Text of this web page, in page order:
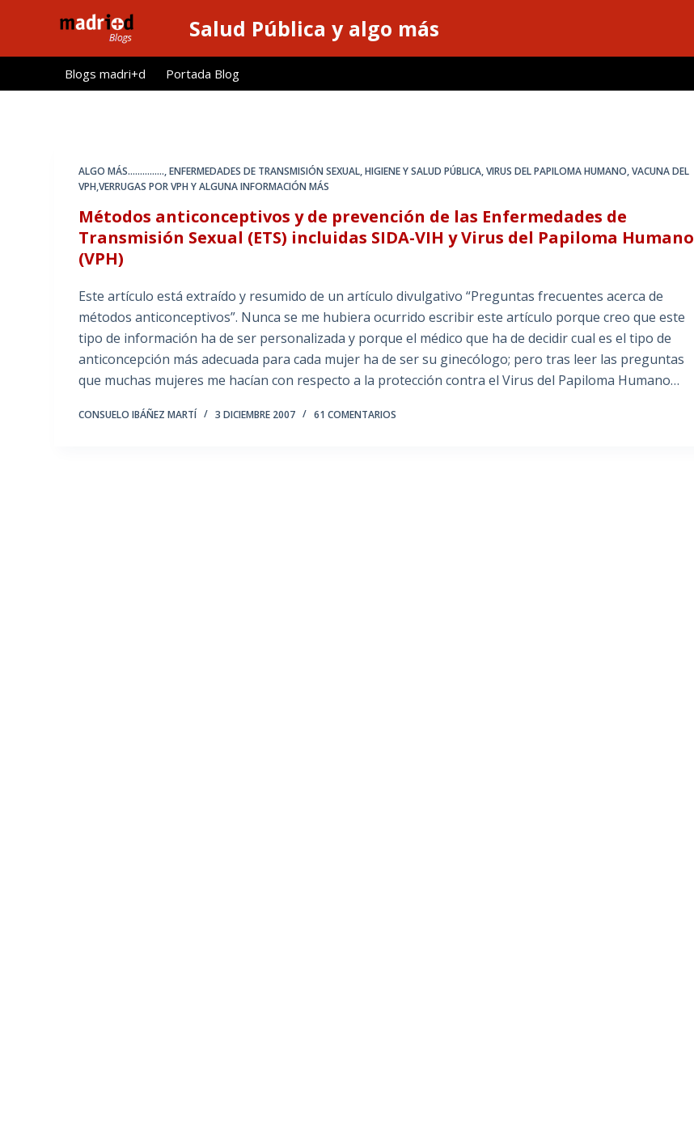
l
Salud Pública y algo más
Blogs madri+d Portada Blog
ALGO MÁS...............,ENFERMEDADES DE TRANSMISIÓN SEXUAL,HIGIENE Y SALUD PÚBLICA,VIRUS DEL PAPILOMA HUMANO, VACUNA DEL
VPH,VERRUGAS POR VPH Y ALGUNA INFORMACIÓN MÁS
Métodos anticonceptivos y de prevención de las Enfermedades de
Transmisión Sexual (ETS) incluidas SIDA-VIH y Virus del Papiloma Humano
(VPH)
Este artículo está extraído y resumido de un artículo divulgativo “Preguntas frecuentes acerca de
métodos anticonceptivos”. Nunca se me hubiera ocurrido escribir este artículo porque creo que este
tipo de información ha de ser personalizada y porque el médico que ha de decidir cual es el tipo de
anticoncepción más adecuada para cada mujer ha de ser su ginecólogo; pero tras leer las preguntas
que muchas mujeres me hacían con respecto a la protección contra el Virus del Papiloma Humano…
CONSUELO IBÁÑEZ MARTÍ 3 DICIEMBRE 2007 61 COMENTARIOS